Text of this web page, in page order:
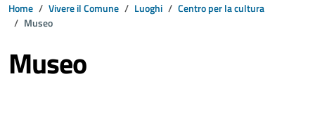
Home Vivere il Comune Luoghi
Centro per la cultura
Museo
Museo